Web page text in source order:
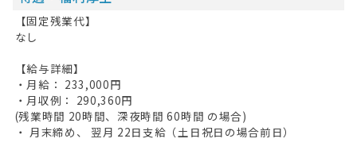
【固定残業代】
なし
【給与詳細】
・月給： 233,000円
・月収例： 290,360円
(残業時間 20時間、深夜時間 60時間 の場合)
・ 月末締め、 翌月 22日支給（土日祝日の場合前日）